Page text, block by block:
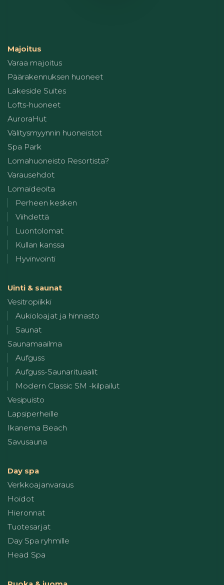
Majoitus
Varaa majoitus
Päärakennuksen huoneet
Lakeside Suites
Lofts-huoneet
AuroraHut
Välitysmyynnin huoneistot
Spa Park
Lomahuoneisto Resortista?
Varausehdot
Lomaideoita
Perheen kesken
Viihdettä
Luontolomat
Kullan kanssa
Hyvinvointi
Uinti & saunat
Vesitropiikki
Aukioloajat ja hinnasto
Saunat
Saunamaailma
Aufguss
Aufguss-Saunarituaalit
Modern Classic SM -kilpailut
Vesipuisto
Lapsiperheille
Ikanema Beach
Savusauna
Day spa
Verkkoajanvaraus
Hoidot
Hieronnat
Tuotesarjat
Day Spa ryhmille
Head Spa